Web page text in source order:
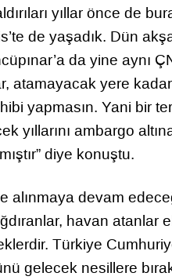
yıllar önce de
de yaşadık. Dün
da yine aynı
atamayacak yere
yapmasın. Yani bir
yıllarını ambargo
diye konuştu.
ve alınmaya devam
havan atanlar
Türkiye
gelecek nesillere